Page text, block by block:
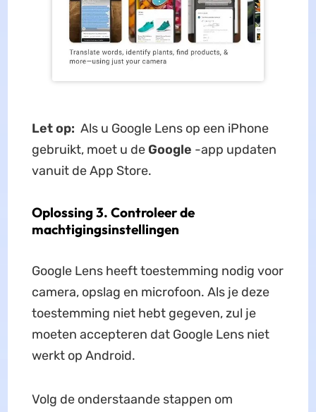
Let op: Als u Google Lens op een iPhone
gebruikt, moet u de Google -app updaten
vanuit de App Store.
Oplossing 3. Controleer de
machtigingsinstellingen
Google Lens heeft toestemming nodig voor
camera, opslag en microfoon. Als je deze
toestemming niet hebt gegeven, zul je
moeten accepteren dat Google Lens niet
werkt op Android.
Volg de onderstaande stappen om